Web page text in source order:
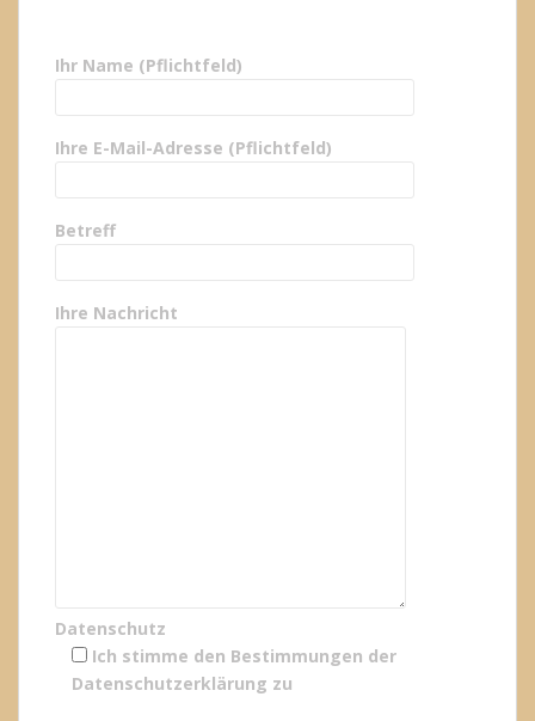
Ihr Name (Pflichtfeld)
Ihre E-Mail-Adresse (Pflichtfeld)
Betreff
Ihre Nachricht
Datenschutz
Ich stimme den Bestimmungen der
Datenschutzerklärung zu